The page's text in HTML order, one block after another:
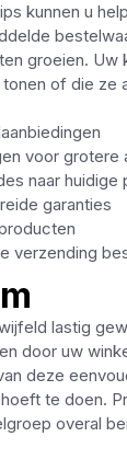
kunnen u
groeien. Uw
of die ze
voor grotere
naar huidige
garanties
verzending
lastig
door uw
deze
te doen.
overal